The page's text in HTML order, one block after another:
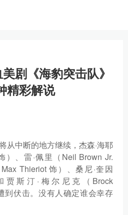
剧《海豹突击队》
精彩解说
从中断的地方继续，杰森·海耶
）、雷·佩里（Neil Brown Jr.
Thieriot 饰）、桑尼·奎因
贾斯汀·梅尔尼克（Brock
到伏击。没有人确定谁会幸存